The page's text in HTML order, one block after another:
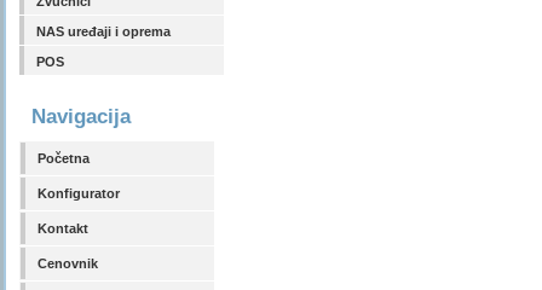
NAS uređaji i oprema
POS
Navigacija
Početna
Konfigurator
Kontakt
Cenovnik